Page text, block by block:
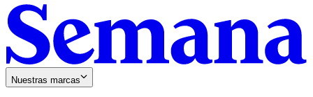
Nuestras marcas